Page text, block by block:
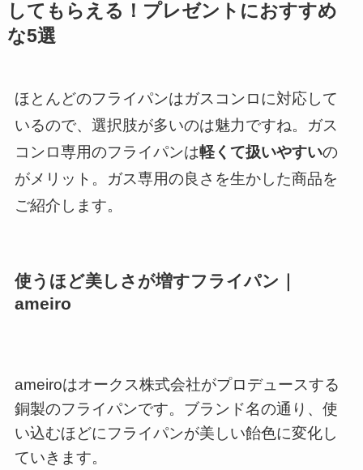
してもらえる！プレゼントにおすすめ
な5選
ほとんどのフライパンはガスコンロに対応して
いるので、選択肢が多いのは魅力ですね。ガス
コンロ専用のフライパンは軽くて扱いやすいの
がメリット。ガス専用の良さを生かした商品を
ご紹介します。
使うほど美しさが増すフライパン｜
ameiro
ameiroはオークス株式会社がプロデュースする
銅製のフライパンです。ブランド名の通り、使
い込むほどにフライパンが美しい飴色に変化し
ていきます。